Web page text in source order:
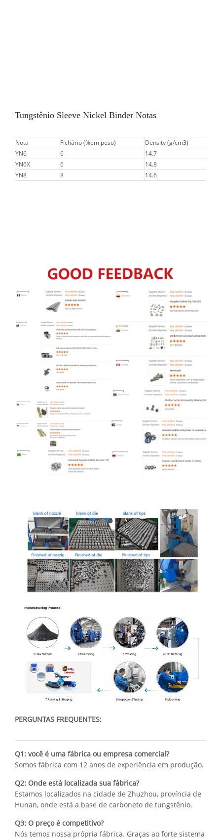
Tungstênio Sleeve Nickel Binder Notas
Nota Fichário (%em peso)
Density (g/cm3)
YN6
6
14.7
YN6X
6
14.8
YN8
8 14.6
PERGUNTAS FREQUENTES:
Q1: você é uma fábrica ou empresa comercial?
Somos fábrica com 12 anos de experiência em produção.
Q2: Onde está localizada sua fábrica?
Estamos localizados na cidade de Zhuzhou, província de
Hunan, onde está a base de carboneto de tungstênio.
Q3: O preço é competitivo?
Nós temos nossa própria fábrica. Graças ao forte sistema